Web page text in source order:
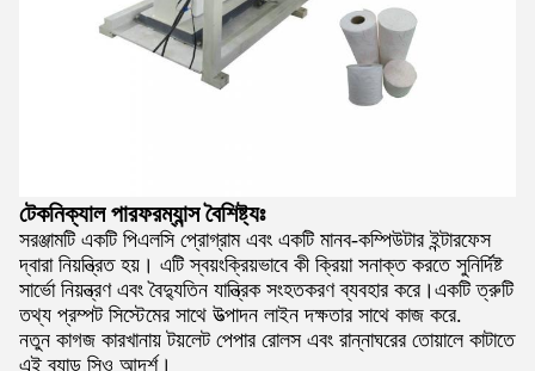
টেকনিক্যাল পারফরম্যান্স বৈশিষ্ট্যঃ
সরঞ্জামটি একটি পিএলসি প্রোগ্রাম এবং একটি মানব-কম্পিউটার ইন্টারফেস
দ্বারা নিয়ন্ত্রিত হয়। এটি স্বয়ংক্রিয়ভাবে কী ক্রিয়া সনাক্ত করতে সুনির্দিষ্ট
সার্ভো নিয়ন্ত্রণ এবং বৈদ্যুতিন যান্ত্রিক সংহতকরণ ব্যবহার করে।একটি ত্রুটি
তথ্য প্রম্পট সিস্টেমের সাথে উত্পাদন লাইন দক্ষতার সাথে কাজ করে.
নতুন কাগজ কারখানায় টয়লেট পেপার রোলস এবং রান্নাঘরের তোয়ালে কাটাতে
এই ব্যান্ড সিও আদর্শ।